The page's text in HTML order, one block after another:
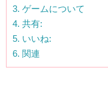
3. ゲームについて
4. 共有:
5. いいね:
6. 関連